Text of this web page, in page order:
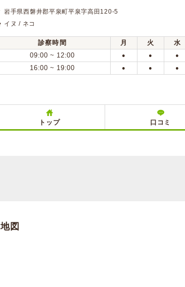
岩手県西磐井郡平泉町平泉字高田120-5
イヌ / ネコ
診察時間 月 火 水
09:00 ~ 12:00
● ● ●
16:00 ~ 19:00 ● ● ●
トップ 口コミ
地図